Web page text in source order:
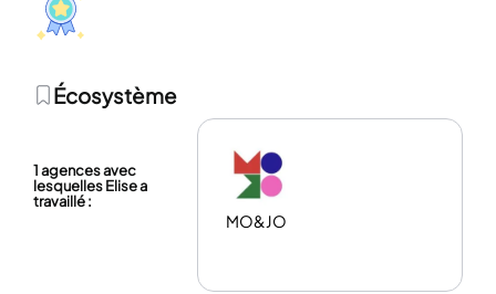
Écosystème
1 agences avec
lesquelles Elise a
travaillé :
MO&JO